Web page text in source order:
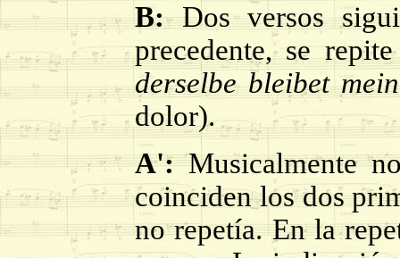
B:Dos versos
precedente, se
derselbe bleibet
dolor).
A':Musicalmente
coinciden los dos
no repetía. En la